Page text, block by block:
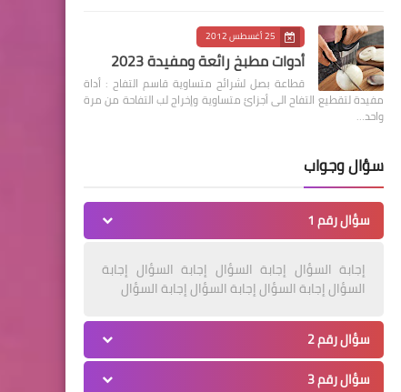
25 أغسطس 2012
أدوات مطبخ رائعة ومفيدة 2023
قطاعة بصل لشرائح متساوية قاسم التفاح : أداة
مفيدة لتقطيع التفاح الى أجزائ متساوية وإخراج لب التفاحة من مرة
واحد…
سؤال وجواب
سؤال رقم 1
إجابة السؤال إجابة السؤال إجابة السؤال إجابة
السؤال إجابة السؤال إجابة السؤال إجابة السؤال
سؤال رقم 2
سؤال رقم 3